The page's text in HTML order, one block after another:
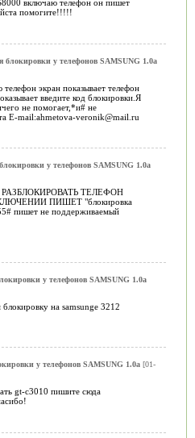
включаю телефон он пишет
помогите!!!!!
блокировки у телефонов SAMSUNG 1.0a
телефон экран показывает телефон
введите код блокировки.Я
не помогает,*и# не
E-mail:ahmetova-veronik@mail.ru
у телефонов SAMSUNG 1.0a
ТЕЛЕФОН
ПИШЕТ "блокировка
пишет не поддерживаемый
у телефонов SAMSUNG 1.0a
на samsunge 3212
у телефонов SAMSUNG 1.0a[01-
gt-c3010 пишите сюда